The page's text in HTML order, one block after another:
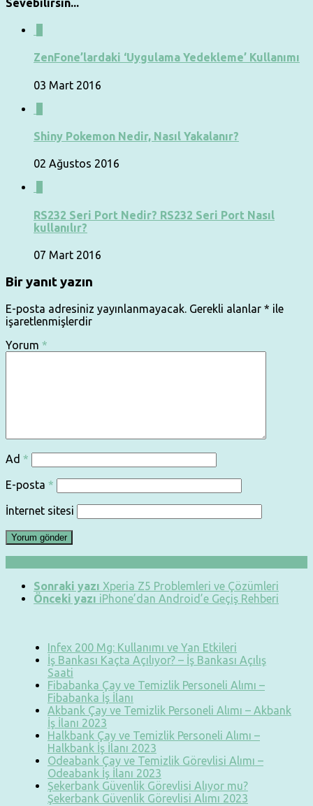
Sevebilirsin...
ZenFone’lardaki ‘Uygulama Yedekleme’ Kullanımı
03 Mart 2016
Shiny Pokemon Nedir, Nasıl Yakalanır?
02 Ağustos 2016
RS232 Seri Port Nedir? RS232 Seri Port Nasıl
kullanılır?
07 Mart 2016
Bir yanıt yazın
E-posta adresiniz yayınlanmayacak. Gerekli alanlar * ile
işaretlenmişlerdir
Yorum *
Ad *
E-posta *
İnternet sitesi
Sonraki yazı Xperia Z5 Problemleri ve Çözümleri
Önceki yazı iPhone’dan Android’e Geçiş Rehberi
Infex 200 Mg: Kullanımı ve Yan Etkileri
İş Bankası Kaçta Açılıyor? – İş Bankası Açılış
Saati
Fibabanka Çay ve Temizlik Personeli Alımı –
Fibabanka İş İlanı
Akbank Çay ve Temizlik Personeli Alımı – Akbank
İş İlanı 2023
Halkbank Çay ve Temizlik Personeli Alımı –
Halkbank İş İlanı 2023
Odeabank Çay ve Temizlik Görevlisi Alımı –
Odeabank İş İlanı 2023
Şekerbank Güvenlik Görevlisi Alıyor mu?
Şekerbank Güvenlik Görevlisi Alımı 2023